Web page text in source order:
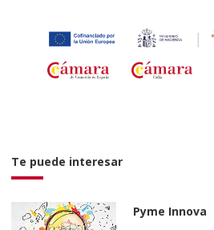
brevedad.
Formulario de contacto
Nombre y apellidos
Teléfono
Te puede interesar
Pyme Innova